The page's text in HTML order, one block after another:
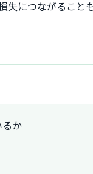
につながることも
か